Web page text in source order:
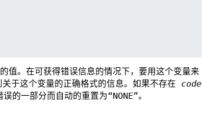
值。在可获得错误信息的情况下，要用这个变量来
于这个变量的正确格式的信息。如果不存在 code
一部分而自动的重置为“NONE”。